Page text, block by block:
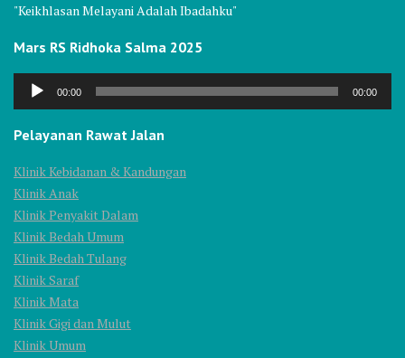
"Keikhlasan Melayani Adalah Ibadahku"
Mars RS Ridhoka Salma 2025
Audio
00:00 00:00
Pelayanan Rawat Jalan
Klinik Kebidanan & Kandungan
Klinik Anak
Klinik Penyakit Dalam
Klinik Bedah Umum
Klinik Bedah Tulang
Klinik Saraf
Klinik Mata
Klinik Gigi dan Mulut
Klinik Umum